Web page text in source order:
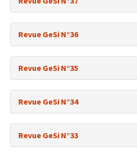
Revue GeSi N°36
Revue GeSi N°35
Revue GeSi N°34
Revue GeSi N°33